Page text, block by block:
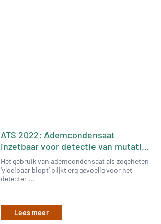
ATS 2022: Ademcondensaat
inzetbaar voor detectie van mutaties
NSCLC
Het gebruik van ademcondensaat als zogeheten
‘vloeibaar biopt’ blijkt erg gevoelig voor het
detecter ...
Lees meer